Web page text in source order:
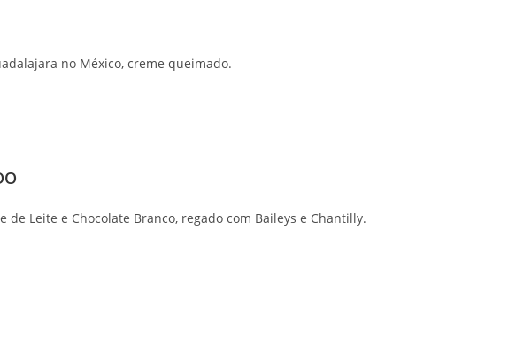
no México, creme queimado.
de Leite e Chocolate Branco, regado com Baileys e Chantilly.